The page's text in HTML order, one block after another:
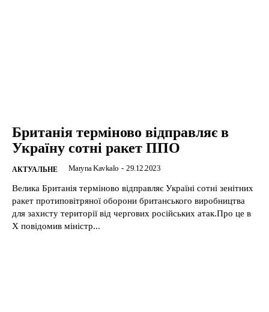
Британія терміново відправляє в
Україну сотні ракет ППО
АКТУАЛЬНЕ Maryna Kavkalo - 29.12.2023
Велика Британія терміново відправляє Україні сотні зенітних
ракет протиповітряної оборони британського виробництва
для захисту території від чергових російських атак.Про це в
Х повідомив міністр...